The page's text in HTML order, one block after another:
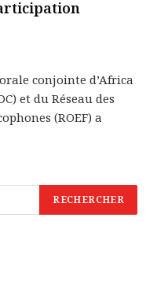
conjointe d’Africa
et du Réseau des
(ROEF) a